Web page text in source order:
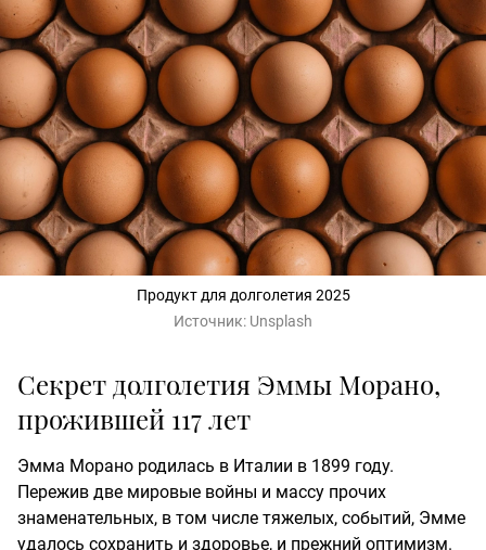
Продукт для долголетия 2025
Источник: Unsplash
Секрет долголетия Эммы Морано,
прожившей 117 лет
Эмма Морано родилась в Италии в 1899 году.
Пережив две мировые войны и массу прочих
знаменательных, в том числе тяжелых, событий, Эмме
удалось сохранить и здоровье, и прежний оптимизм.